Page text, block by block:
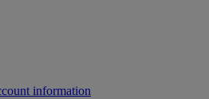
information